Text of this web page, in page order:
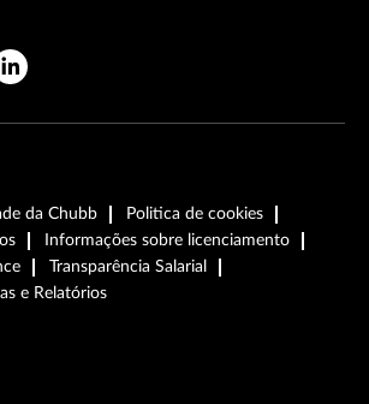
da Chubb
Politica de cookies
Informações sobre licenciamento
Transparência Salarial
e Relatórios